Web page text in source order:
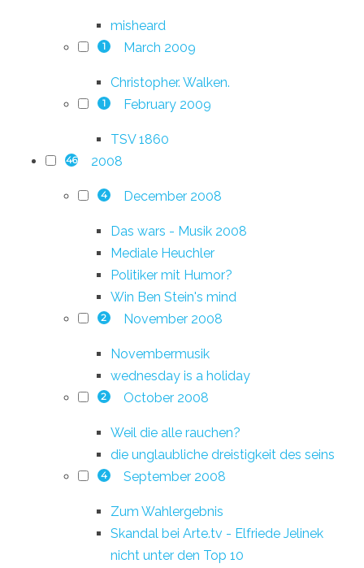
misheard
1 March 2009
Christopher. Walken.
1 February 2009
TSV 1860
46 2008
4 December 2008
Das wars - Musik 2008
Mediale Heuchler
Politiker mit Humor?
Win Ben Stein's mind
2 November 2008
Novembermusik
wednesday is a holiday
2 October 2008
Weil die alle rauchen?
die unglaubliche dreistigkeit des seins
4 September 2008
Zum Wahlergebnis
Skandal bei Arte.tv - Elfriede Jelinek
nicht unter den Top 10